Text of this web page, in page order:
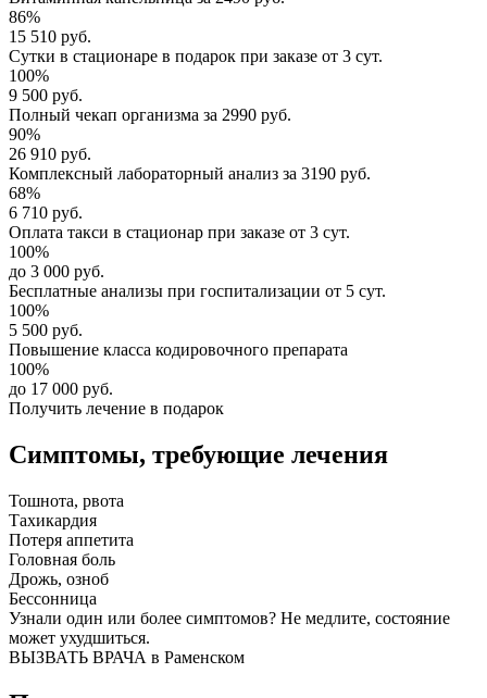
86%
15 510 руб.
Сутки в стационаре в подарок при заказе от 3 сут.
100%
9 500 руб.
Полный чекап организма за 2990 руб.
90%
26 910 руб.
Комплексный лабораторный анализ за 3190 руб.
68%
6 710 руб.
Оплата такси в стационар при заказе от 3 сут.
100%
до 3 000 руб.
Бесплатные анализы при госпитализации от 5 сут.
100%
5 500 руб.
Повышение класса кодировочного препарата
100%
до 17 000 руб.
Получить лечение в подарок
Симптомы, требующие лечения
Тошнота, рвота
Тахикардия
Потеря аппетита
Головная боль
Дрожь, озноб
Бессонница
Узнали один или более симптомов? Не медлите, состояние
может ухудшиться.
ВЫЗВАТЬ ВРАЧА в Раменском